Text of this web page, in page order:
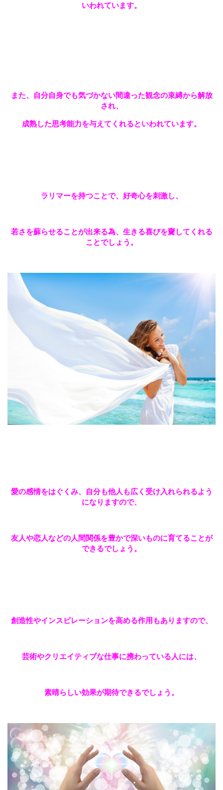
いわれています。
また、自分自身でも気づかない間違った観念の束縛から解放
され、
成熟した思考能力を与えてくれるといわれています。
ラリマーを持つことで、好奇心を刺激し、
若さを蘇らせることが出来る為、生きる喜びを齎してくれる
ことでしょう。
愛の感情をはぐくみ、自分も他人も広く受け入れられるよう
になりますので、
友人や恋人などの人間関係を豊かで深いものに育てることが
できるでしょう。
創造性やインスピレーションを高める作用もありますので、
芸術やクリエイティブな仕事に携わっている人には、
素晴らしい効果が期待できるでしょう。